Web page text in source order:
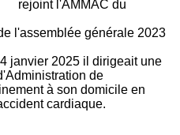
rejoint l'AMMAC du
l'assemblée générale 2023
janvier 2025 il dirigeait une
de
à son domicile en
cardiaque.